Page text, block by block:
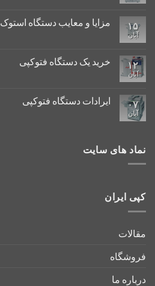
۱۵
آبان
مزایا و معایب دستگاه استوک
۱۲
آبان
خرید یک دستگاه فتوکپی
۰۷
آبان
ایرادات دستگاه فتوکپی
نماد های سایت
کپی ایران
مقالات
فروشگاه
درباره ما